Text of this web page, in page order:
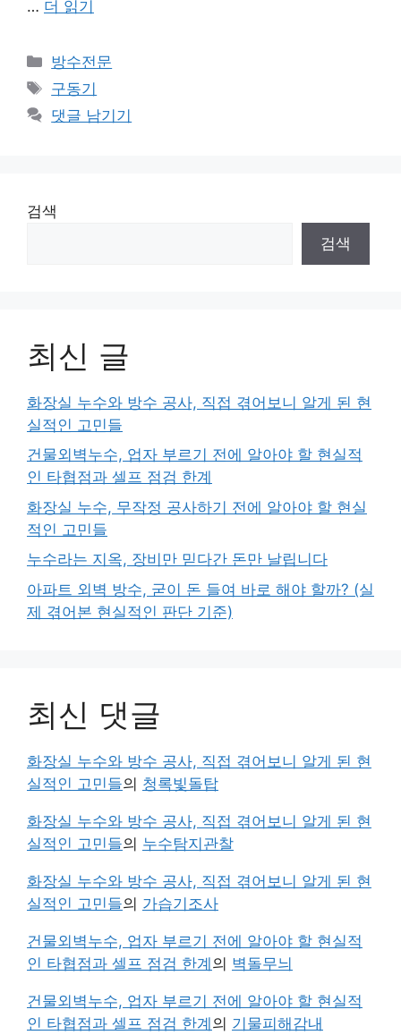
… 더 읽기
카
테
고
리
방수전문
태
그
구동기
댓글 남기기
검색
검색
최신 글
화장실 누수와 방수 공사, 직접 겪어보니 알게 된 현
실적인 고민들
건물외벽누수, 업자 부르기 전에 알아야 할 현실적
인 타협점과 셀프 점검 한계
화장실 누수, 무작정 공사하기 전에 알아야 할 현실
적인 고민들
누수라는 지옥, 장비만 믿다간 돈만 날립니다
아파트 외벽 방수, 굳이 돈 들여 바로 해야 할까? (실
제 겪어본 현실적인 판단 기준)
최신 댓글
화장실 누수와 방수 공사, 직접 겪어보니 알게 된 현
실적인 고민들의 청록빛돌탑
화장실 누수와 방수 공사, 직접 겪어보니 알게 된 현
실적인 고민들의 누수탐지관찰
화장실 누수와 방수 공사, 직접 겪어보니 알게 된 현
실적인 고민들의 가습기조사
건물외벽누수, 업자 부르기 전에 알아야 할 현실적
인 타협점과 셀프 점검 한계의 벽돌무늬
건물외벽누수, 업자 부르기 전에 알아야 할 현실적
인 타협점과 셀프 점검 한계의 기물피해감내